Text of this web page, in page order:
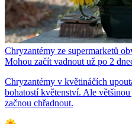
Chryzantémy ze supermarketů
Mohou začít vadnout už po 2
Chryzantémy v květináčích
bohatostí květenství. Ale
začnou chřadnout.